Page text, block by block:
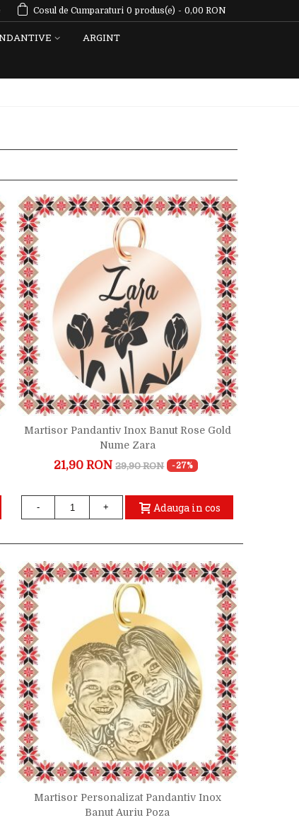
Cosul de Cumparaturi 0 produs(e) - 0,00 RON
ARGINT
Martisor Pandantiv Inox Banut Rose Gold
Nume Zara
21,90 RON 29,90 RON -27%
- + Adauga in cos
Martisor Personalizat Pandantiv Inox
Banut Auriu Poza